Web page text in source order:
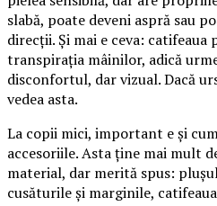
slabă, poate deveni aspră sau
direcții. Și mai e ceva: catifeaua
transpirația mâinilor, adică
disconfortul, dar vizual. Dacă
vedea asta.
La copii mici, important e și
accesoriile. Asta ține mai mult
material, dar merită spus:
cusăturile și marginile,